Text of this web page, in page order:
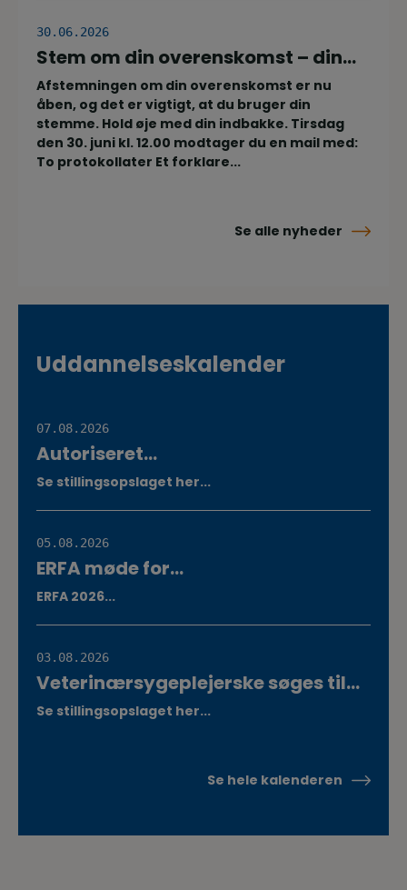
30.06.2026
Stem om din overenskomst – din
stemme er vigtig!
Afstemningen om din overenskomst er nu
åben, og det er vigtigt, at du bruger din
stemme. Hold øje med din indbakke. Tirsdag
den 30. juni kl. 12.00 modtager du en mail med:
To protokollater Et forklare...
Se alle nyheder
Uddannelseskalender
07.08.2026
Autoriseret
Veterinærsygeplejerske søges til
Se stillingsopslaget her...
05.08.2026
ERFA møde for
oplæringsansvarlige på
Se invitationen herunder.
ERFA 2026...
03.08.2026
Veterinærsygeplejerske søges til
Hvidsten Dyrehospital
Se stillingsopslaget her...
Se hele kalenderen